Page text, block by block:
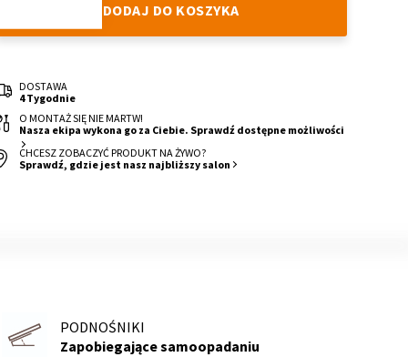
DODAJ DO KOSZYKA
DOSTAWA
4 Tygodnie
O MONTAŻ SIĘ NIE MARTW!
Nasza ekipa wykona go za Ciebie. Sprawdź dostępne możliwości
CHCESZ ZOBACZYĆ PRODUKT NA ŻYWO?
Sprawdź, gdzie jest nasz najbliższy salon
PODNOŚNIKI
Zapobiegające samoopadaniu